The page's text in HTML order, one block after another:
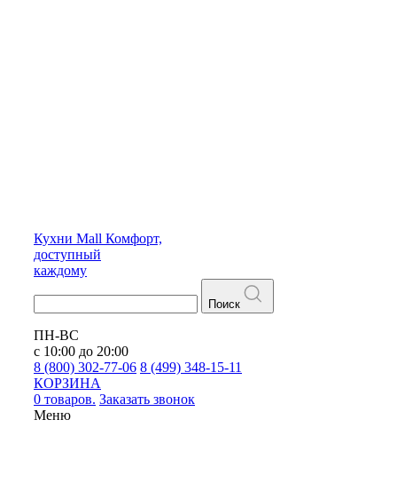
Кухни Mall Комфорт,
доступный
каждому
Поиск
ПН-ВС
с 10:00 до 20:00
8 (800) 302-77-06 8 (499) 348-15-11
КОРЗИНА
0 товаров. Заказать звонок
Меню